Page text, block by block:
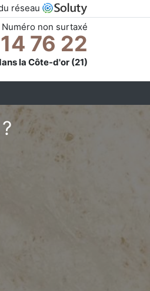
réseau
Numéro non surtaxé
76 22
la Côte-d'or (21)